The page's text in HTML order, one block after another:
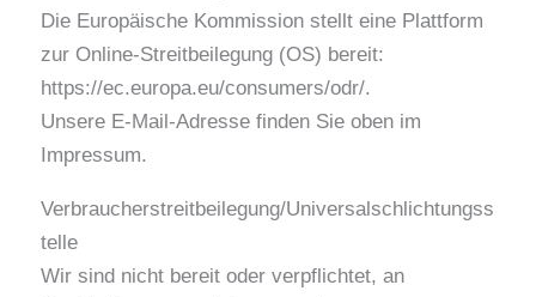
Die Europäische Kommission stellt eine Plattform
zur Online-Streitbeilegung (OS) bereit:
https://ec.europa.eu/consumers/odr/.
Unsere E-Mail-Adresse finden Sie oben im
Impressum.
Verbraucherstreitbeilegung/Universalschlichtungss
telle
Wir sind nicht bereit oder verpflichtet, an